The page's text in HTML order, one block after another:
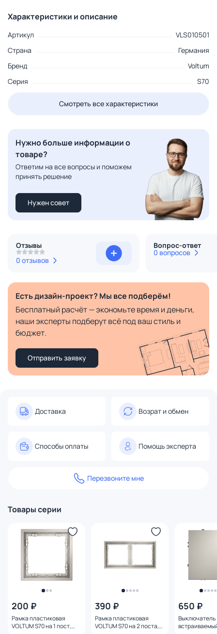
Характеристики и описание
Артикул
VLS010501
Страна
Германия
Бренд
Voltum
Серия
S70
Смотреть все характеристики
Нужно больше информации о
товаре?
Ответим на все вопросы и поможем
принять решение
Нужен совет
Отзывы
0 отзывов
Вопрос-ответ
0 вопросов
Есть дизайн-проект? Мы все подберём!
Бесплатный расчёт — экономьте время и деньги,
наши эксперты подберут всё под ваш стиль и
бюджет.
Отправить заявку
Доставка Возрат и обмен
Способы оплаты Помощь эксперта
Перезвоните мне
Товары серии
200 ₽
Рамка пластиковая
VOLTUM S70 на 1 пост,
390 ₽
Рамка пластиковая
VOLTUM S70 на 2 поста,
650 ₽
Выключатель